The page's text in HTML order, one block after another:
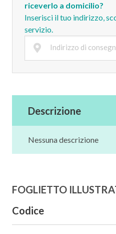
riceverlo a domicilio?
Inserisci il tuo indirizzo,
servizio.
Descrizione
Nessuna descrizione
FOGLIETTO
Codice